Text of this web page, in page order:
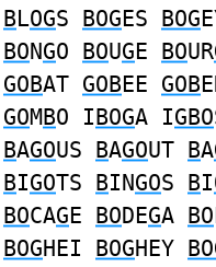
BLOGS BOGES BOG
BONGO BOUGE BOUR
GOBAT GOBEE GOB
GOMBO IBOGA IGBO
BAGOUS BAGOUT BA
BIGOTS BINGOS BI
BOCAGE BODEGA BO
BOGHEI BOGHEY